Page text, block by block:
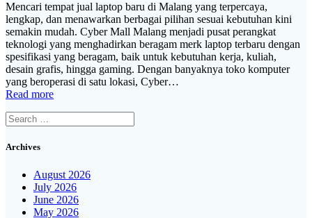
Mencari tempat jual laptop baru di Malang yang terpercaya,
lengkap, dan menawarkan berbagai pilihan sesuai kebutuhan kini
semakin mudah. Cyber Mall Malang menjadi pusat perangkat
teknologi yang menghadirkan beragam merk laptop terbaru dengan
spesifikasi yang beragam, baik untuk kebutuhan kerja, kuliah,
desain grafis, hingga gaming. Dengan banyaknya toko komputer
yang beroperasi di satu lokasi, Cyber…
Read more
Search
for:
Archives
August 2026
July 2026
June 2026
May 2026